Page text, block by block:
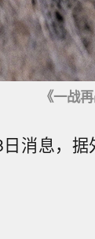
《一战
消息，